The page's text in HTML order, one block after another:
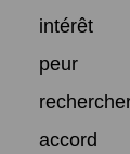
intérêt
peur
accord